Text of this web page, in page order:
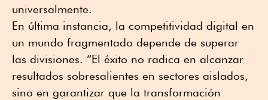
universalmente.
En última instancia, la competitividad digital en
un mundo fragmentado depende de superar
las divisiones. “El éxito no radica en alcanzar
resultados sobresalientes en sectores aislados,
sino en garantizar que la transformación